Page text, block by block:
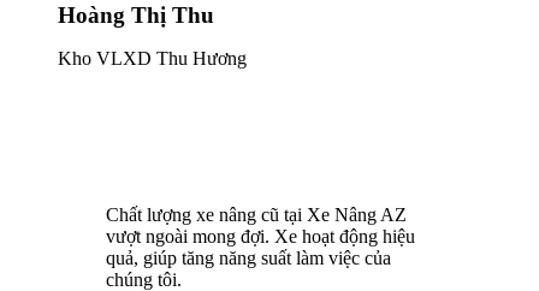
Hoàng Thị Thu
Kho VLXD Thu Hương
Chất lượng xe nâng cũ tại Xe Nâng AZ
vượt ngoài mong đợi. Xe hoạt động hiệu
quả, giúp tăng năng suất làm việc của
chúng tôi.